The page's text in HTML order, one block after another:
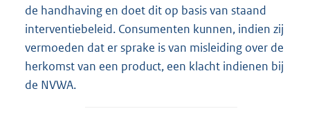
de handhaving en doet dit op basis van staand
interventiebeleid. Consumenten kunnen, indien zij
vermoeden dat er sprake is van misleiding over de
herkomst van een product, een klacht indienen bij
de NVWA.